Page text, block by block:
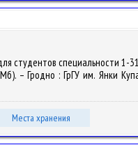
студентов специальности 1-
– Гродно : ГрГУ им. Янки
Места хранения